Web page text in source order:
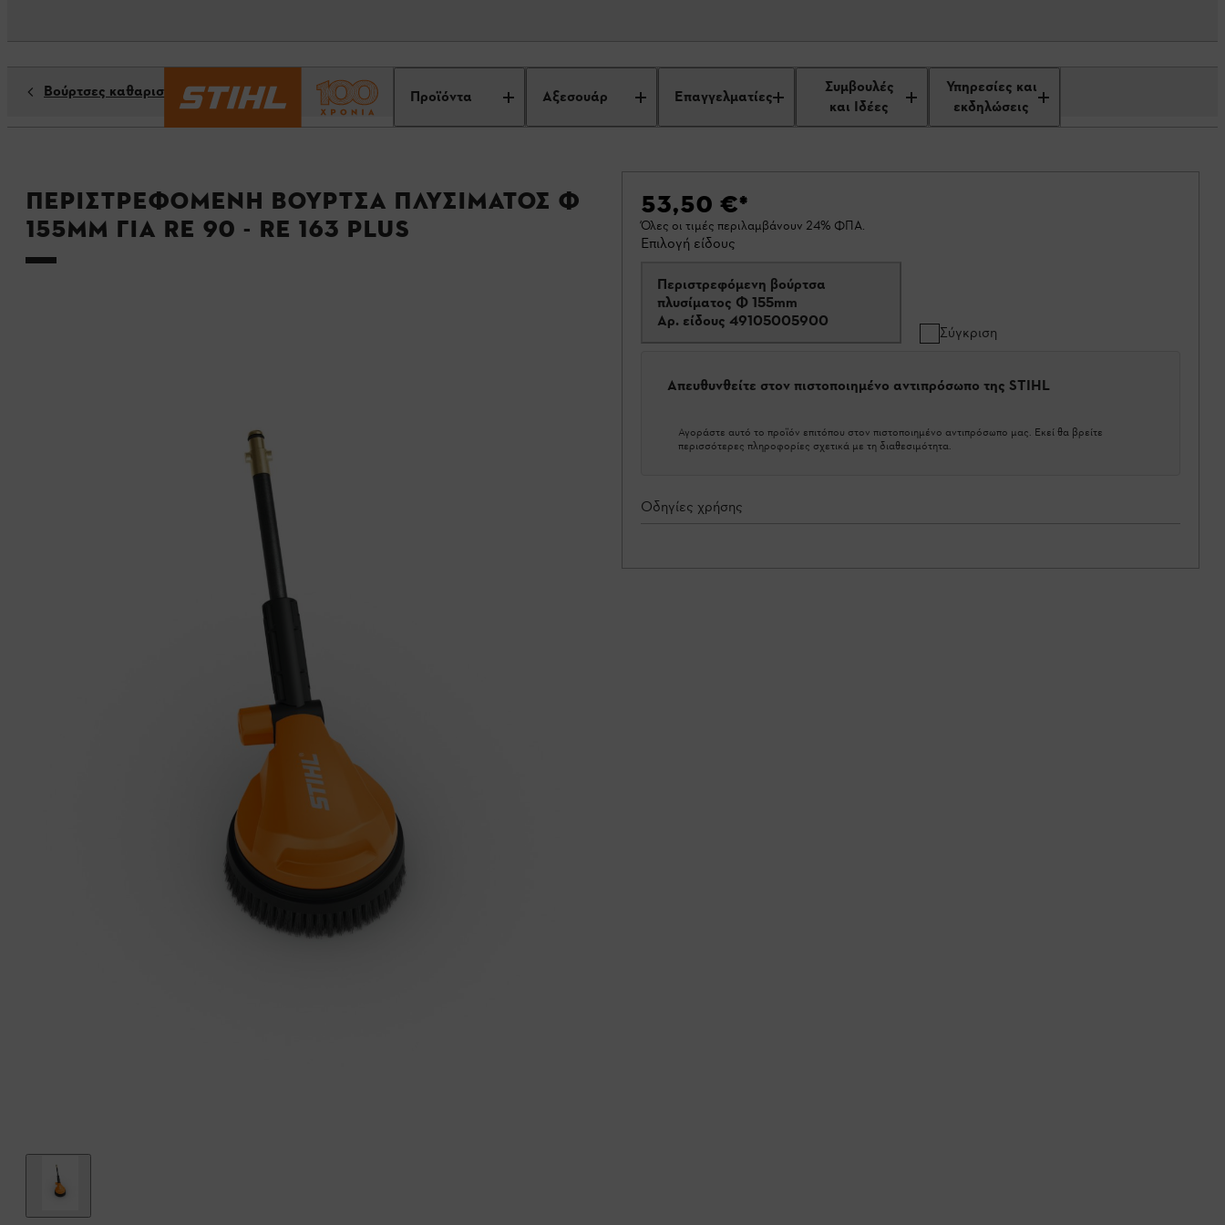
Προϊόντα Αξεσουάρ Επαγγελματίες
Συμβουλές
και Ιδέες
Υπηρεσίες και
εκδηλώσεις
Βούρτσες καθαριστές επιφανειών
Περιστρεφόμενη βούρτσα πλυσίματος Φ
155mm για RE 90 - RE 163 PLUS
53,50 €*
Όλες οι τιμές περιλαμβάνουν 24% ΦΠΑ.
Επιλογή είδους
Περιστρεφόμενη βούρτσα
πλυσίματος Φ 155mm
Αρ. είδους 49105005900
Σύγκριση
Απευθυνθείτε στον πιστοποιημένο αντιπρόσωπο της STIHL
Αγοράστε αυτό το προϊόν επιτόπου στον πιστοποιημένο αντιπρόσωπο μας. Εκεί θα βρείτε
περισσότερες πληροφορίες σχετικά με τη διαθεσιμότητα.
Οδηγίες χρήσης